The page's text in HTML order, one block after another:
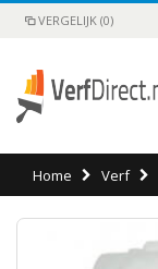
VERGELIJK (0)
Home Verf